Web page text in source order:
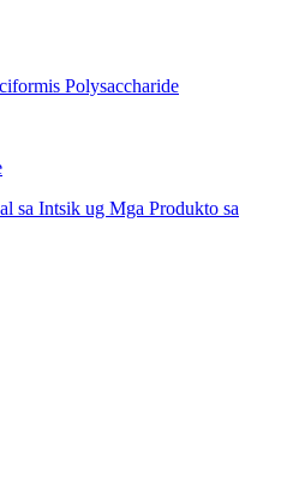
Polysaccharide
sa Intsik ug Mga Produkto sa